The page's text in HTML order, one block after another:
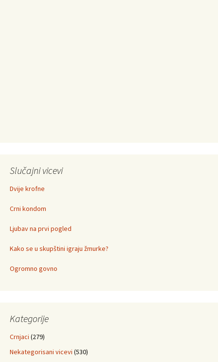
Slučajni vicevi
Dvije krofne
Crni kondom
Ljubav na prvi pogled
Kako se u skupštini igraju žmurke?
Ogromno govno
Kategorije
Crnjaci (279)
Nekategorisani vicevi (530)